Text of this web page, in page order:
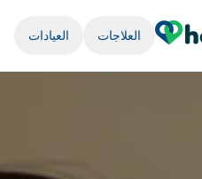
العلاجات العيادات